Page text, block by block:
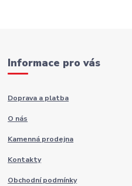
Informace pro vás
Doprava a platba
O nás
Kamenná prodejna
Kontakty
Obchodní podmínky